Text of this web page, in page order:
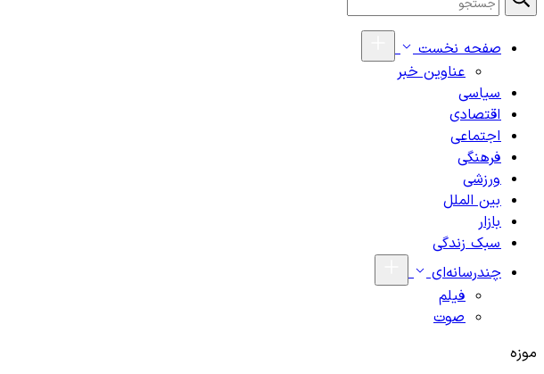
صفحه نخست
عناوین خبر
سیاسی
اقتصادی
اجتماعی
فرهنگی
ورزشی
بین الملل
بازار
سبک زندگی
چندرسانه‌ای
فیلم
صوت
موزه